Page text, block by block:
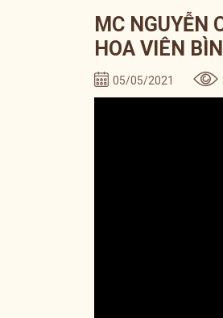
MC NGUYỄN
HOA VIÊN
05/05/2021